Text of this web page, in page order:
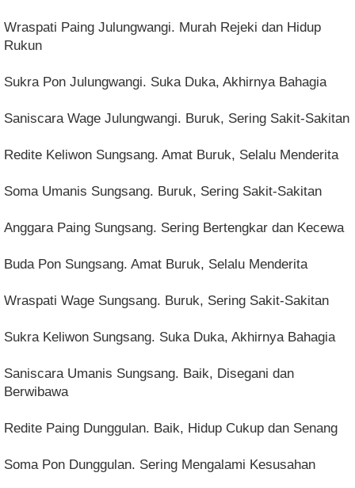
Wraspati Paing Julungwangi. Murah Rejeki dan Hidup
Rukun
Sukra Pon Julungwangi. Suka Duka, Akhirnya Bahagia
Saniscara Wage Julungwangi. Buruk, Sering Sakit-Sakitan
Redite Keliwon Sungsang. Amat Buruk, Selalu Menderita
Soma Umanis Sungsang. Buruk, Sering Sakit-Sakitan
Anggara Paing Sungsang. Sering Bertengkar dan Kecewa
Buda Pon Sungsang. Amat Buruk, Selalu Menderita
Wraspati Wage Sungsang. Buruk, Sering Sakit-Sakitan
Sukra Keliwon Sungsang. Suka Duka, Akhirnya Bahagia
Saniscara Umanis Sungsang. Baik, Disegani dan
Berwibawa
Redite Paing Dunggulan. Baik, Hidup Cukup dan Senang
Soma Pon Dunggulan. Sering Mengalami Kesusahan